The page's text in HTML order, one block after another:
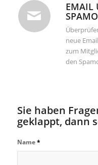
EMAIL
neue
zum
den
Sie haben
geklappt, dann
Name*